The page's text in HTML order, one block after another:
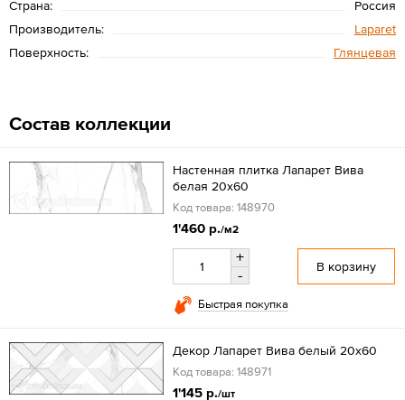
Страна:
Россия
Производитель:
Laparet
Поверхность:
Глянцевая
Состав коллекции
Настенная плитка Лапарет Вива
белая 20x60
Код товара: 148970
1'460 р./м2
+
-
В корзину
Быстрая покупка
Декор Лапарет Вива белый 20x60
Код товара: 148971
1'145 р./шт